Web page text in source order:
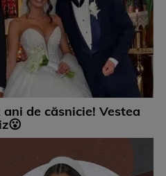
de căsnicie! Vestea